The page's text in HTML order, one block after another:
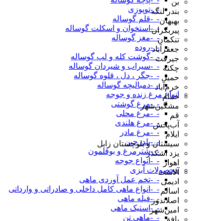
-_-توپوزی
-_-قلم گوساله
-_-استخوان و اسکلت گوساله
-_-مغز گوساله
-_-روده
-_-گوشت کله و لپ گوساله
-_-سیراب و شیردان گوساله
-_-جگر ، دل ، قلوه گوساله
-_-دمبالیچه گوساله
انواع مرغ زنده و جوجه
-_-مرغ گوشتی
-_-مرغ محلی
-_-مرغ هلندی
-_-مرغ مادر
-_-بلدرچین
-_-شترمرغ و بوقلمون
-_-انواع جوجه
محصولات آبزی
-_-تخم عمل آوردی ماهی
-_-انواع ماهی کامل داخلی و صادراتی و وارداتی
-_-فیله ماهی
-_-استیک ماهی
-_-ماهی تن
بن
بندر لنگه
بهبهان
پیربکران
تنکمان
جعفرآباد
جیرفت
چکنه
حمیل
خرم‌آباد
خمام
مشگین‌شهر
قم
آب‌پخش
ایلام
سیستان و بلوچستان زابل
یزد اشکذر
اهواز
آلاشت
ادیمی
اسالم
اصلاندوز
امین‌شهر